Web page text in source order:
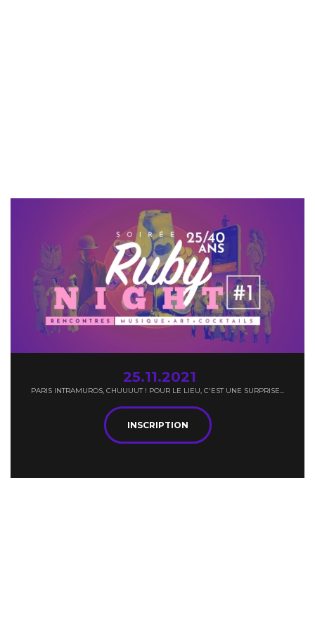
25.11.2021
PARIS INTRAMUROS, CHUUUUT ! POUR LE LIEU, C'EST UNE SURPRISE...
INSCRIPTION